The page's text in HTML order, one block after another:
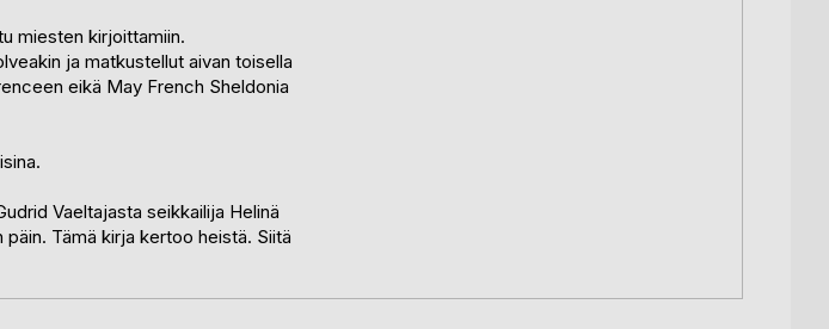
miesten kirjoittamiin.
ja matkustellut aivan toisella
eikä May French Sheldonia
Vaeltajasta seikkailija Helinä
Tämä kirja kertoo heistä. Siitä